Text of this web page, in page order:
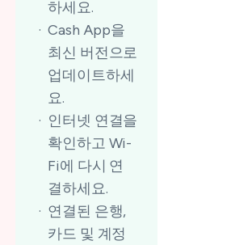
하세요.
Cash App을
최신 버전으로
업데이트하세
요.
인터넷 연결을
확인하고 Wi-
Fi에 다시 연
결하세요.
연결된 은행,
카드 및 계정